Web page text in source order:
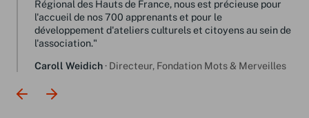
Régional des Hauts de France, nous est précieuse pour
l'accueil de nos 700 apprenants et pour le
développement d'ateliers culturels et citoyens au sein de
l'association."
Caroll Weidich · Directeur, Fondation Mots & Merveilles